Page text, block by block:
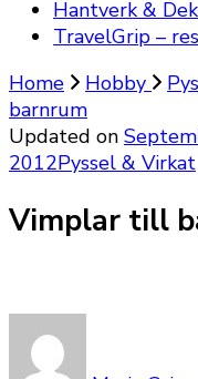
Hantverk &
TravelGrip –
Home
Hobby
barnrum
Updated on
2012Pyssel & Virkat
Vimplar till